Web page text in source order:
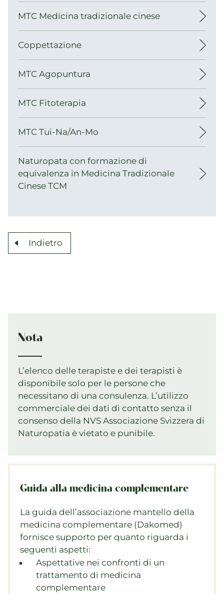
MTC Medicina tradizionale cinese
Coppettazione
MTC Agopuntura
MTC Fitoterapia
MTC Tui-Na/An-Mo
Naturopata con formazione di
equivalenza in Medicina Tradizionale
Cinese TCM
Indietro
Nota
L’elenco delle terapiste e dei terapisti è
disponibile solo per le persone che
necessitano di una consulenza. L’utilizzo
commerciale dei dati di contatto senza il
consenso della NVS Associazione Svizzera di
Naturopatia è vietato e punibile.
Guida alla medicina complementare
La guida dell’associazione mantello della
medicina complementare (Dakomed)
fornisce supporto per quanto riguarda i
seguenti aspetti:
Aspettative nei confronti di un
trattamento di medicina
complementare